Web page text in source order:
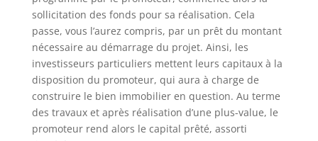
sollicitation des fonds pour sa réalisation. Cela
passe, vous l’aurez compris, par un prêt du montant
nécessaire au démarrage du projet. Ainsi, les
investisseurs particuliers mettent leurs capitaux à la
disposition du promoteur, qui aura à charge de
construire le bien immobilier en question. Au terme
des travaux et après réalisation d’une plus-value, le
promoteur rend alors le capital prêté, assorti